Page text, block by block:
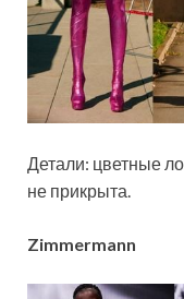
Детали: цветные
не прикрыта.
Zimmermann